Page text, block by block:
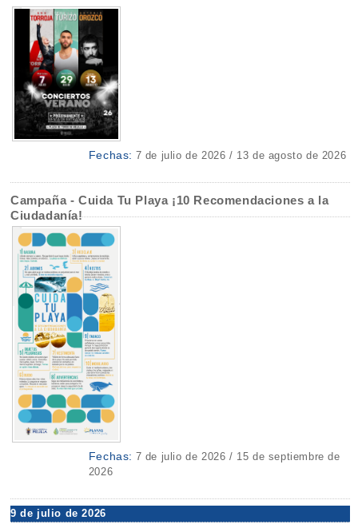
Fechas: 7 de julio de 2026 / 13 de agosto de 2026
Campaña - Cuida Tu Playa ¡10 Recomendaciones a la
Ciudadanía!
Fechas: 7 de julio de 2026 / 15 de septiembre de
2026
9 de julio de 2026